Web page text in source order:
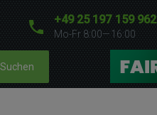
+49 25 197 159 962
Mo-Fr 8:00—16:00
Suchen